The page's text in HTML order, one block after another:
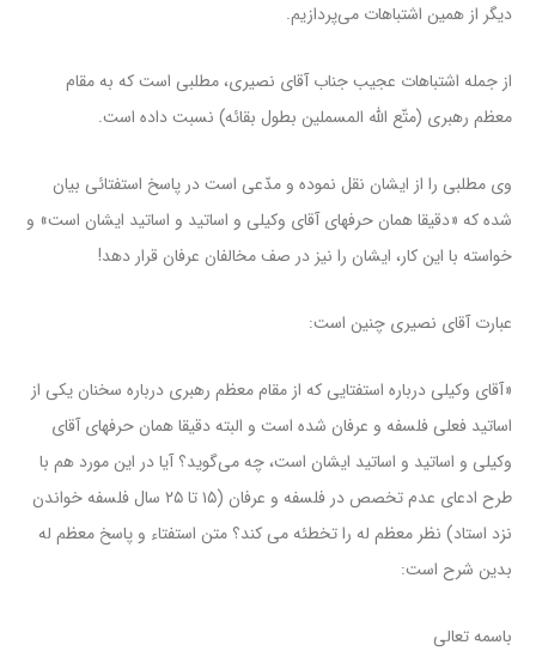
دیگر از همین اشتباهات می‌پردازیم.
از جمله اشتباهات عجیب جناب آقای نصیری، مطلبی است که به مقام
معظم رهبری (متّع الله المسملین بطول بقائه) نسبت داده است.
وی مطلبی را از ایشان نقل نموده و مدّعی است در پاسخ استفتائی بیان
شده که «دقیقا همان حرفهای آقای وکیلی و اساتید و اساتید ایشان است» و
خواسته با این کار، ایشان را نیز در صف مخالفان عرفان قرار دهد!
عبارت آقای نصیری چنین است:
«آقای وکیلی درباره استفتایی که از مقام معظم رهبری درباره سخنان یکی از
اساتید فعلی فلسفه و عرفان شده است و البته دقیقا همان حرفهای آقای
وکیلی و اساتید و اساتید ایشان است، چه می‌گوید؟ آیا در این مورد هم با
طرح ادعای عدم تخصص در فلسفه و عرفان (۱۵ تا ۲۵ سال فلسفه خواندن
نزد استاد) نظر معظم له را تخطئه می کند؟ متن استفتاء و پاسخ معظم له
بدین شرح است:
باسمه تعالی